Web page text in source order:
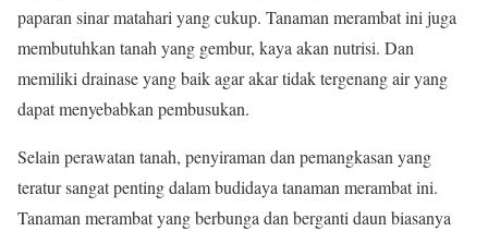
paparan sinar matahari yang cukup. Tanaman merambat ini juga
membutuhkan tanah yang gembur, kaya akan nutrisi. Dan
memiliki drainase yang baik agar akar tidak tergenang air yang
dapat menyebabkan pembusukan.
Selain perawatan tanah, penyiraman dan pemangkasan yang
teratur sangat penting dalam budidaya tanaman merambat ini.
Tanaman merambat yang berbunga dan berganti daun biasanya